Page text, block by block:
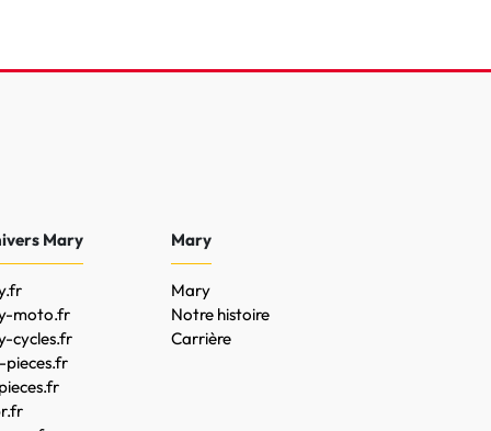
Mary
moto.fr
cycles.fr
pieces.fr
Mary
Mary
Notre histoire
Carrière